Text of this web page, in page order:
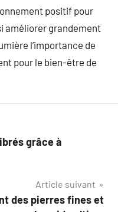
positif pour
améliorer grandement
l’importance de
pour le bien-être de
grâce à
Article suivant
des pierres fines et